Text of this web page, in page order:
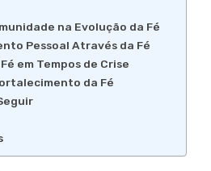
na Evolução da Fé
Pessoal Através da Fé
em Tempos de Crise
da Fé